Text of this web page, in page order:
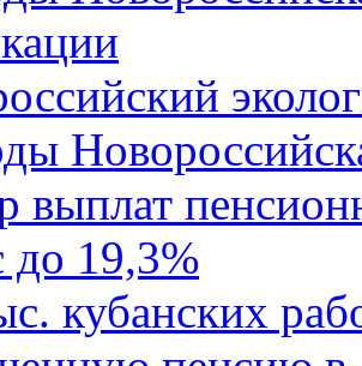
выплат
до 19,3%
кубанских